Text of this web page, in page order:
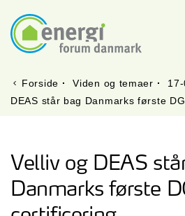
Forside · Viden og temaer ·
DEAS står bag Danmarks første
Velliv og DEAS
Danmarks første